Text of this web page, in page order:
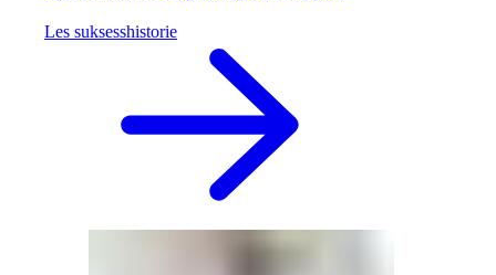
Les suksesshistorie